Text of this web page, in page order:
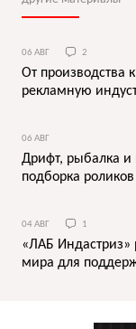
06 АВГ 2
От производства
рекламную
06 АВГ
Дрифт, рыбалка и
подборка роликов
04 АВГ 1
«ЛАБ Индастриз»
мира для